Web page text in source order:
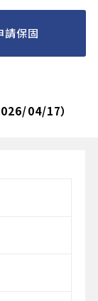
請保固
04/17）